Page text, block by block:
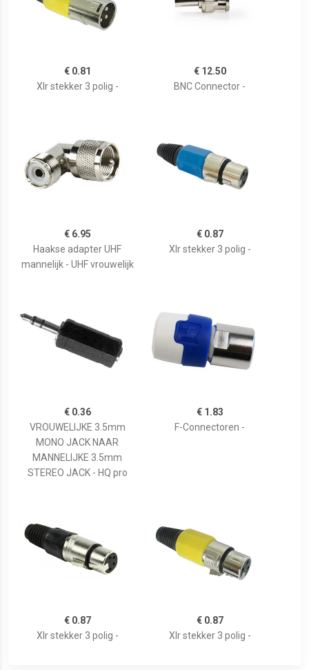
€ 0.81
Xlr stekker 3 polig -
€ 12.50
BNC Connector -
€ 6.95
Haakse adapter UHF
mannelijk - UHF vrouwelijk
€ 0.87
Xlr stekker 3 polig -
€ 0.36
VROUWELIJKE 3.5mm
MONO JACK NAAR
MANNELIJKE 3.5mm
STEREO JACK - HQ pro
€ 1.83
F-Connectoren -
€ 0.87
Xlr stekker 3 polig -
€ 0.87
Xlr stekker 3 polig -